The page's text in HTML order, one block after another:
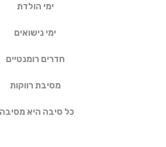
ימי הולדת
ימי נישואים
חדרים רומנטיים
מסיבת רווקות
כל סיבה היא